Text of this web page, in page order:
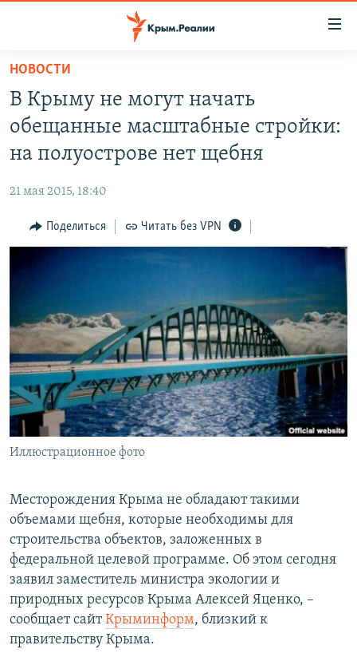
Вернуться
основному
содержанию
главной
Вернутся
поиску
СПЕЦПРОЕКТЫ
11 ЛЕТ ОККУПАЦИИ КРЫМА. 11 ИСТОРИЙ СОПРОТИВЛЕНИЯ
ЕЩЕ
ИНТЕРАКТИВ
СОВЕТЫ ПРАВОЗАЩИТНИКОВ
ПРОПАВШИЕ БЕЗ ВЕСТИ
ПОБЕДИТЕЛЕЙ НЕ СУДЯТ?
КРЫМ.НЕПОКОРЕННЫЙ
ELIFBE
УКРАИНСКАЯ ПРОБЛЕМА КРЫМА
РАДІО СВОБОДА
КАК ОБОЙТИ БЛОКИРОВКУ
Qırımtatar
ПРИСОЕДИНЯЙТЕСЬ!
НОВОСТИ
В Крыму не могут начать
обещанные масштабные стройки:
на полуострове нет щебня
21 мая 2015, 18:40
Поделиться Читать без VPN
Иллюстрационное фото
Месторождения Крыма не обладают такими
объемами щебня, которые необходимы для
строительства объектов, заложенных в
федеральной целевой программе. Об этом сегодня
заявил заместитель министра экологии и
природных ресурсов Крыма Алексей Яценко, –
сообщает сайтКрыминформ, близкий к
правительству Крыма.